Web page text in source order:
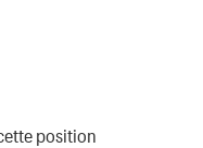
position